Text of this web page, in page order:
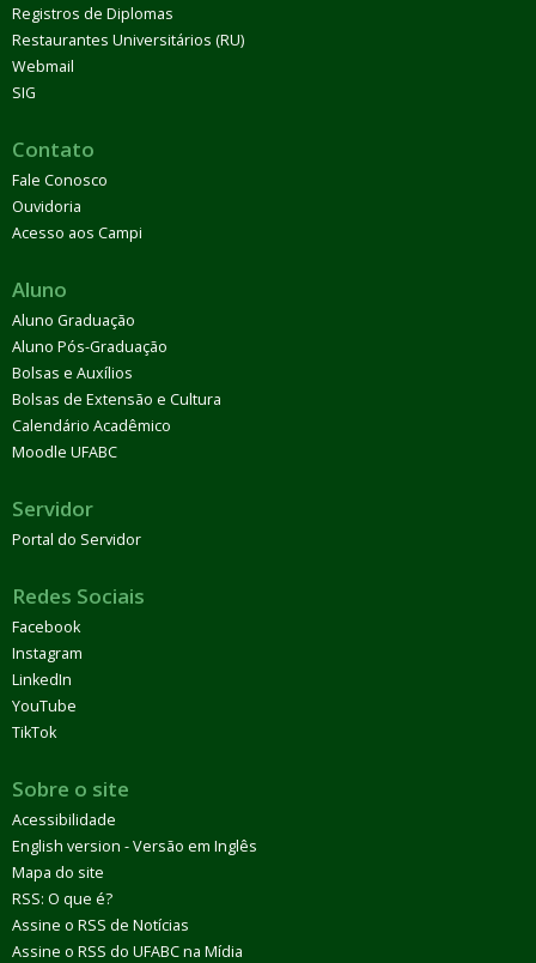
Registros de Diplomas
Restaurantes Universitários (RU)
Webmail
SIG
Contato
Fale Conosco
Ouvidoria
Acesso aos Campi
Aluno
Aluno Graduação
Aluno Pós-Graduação
Bolsas e Auxílios
Bolsas de Extensão e Cultura
Calendário Acadêmico
Moodle UFABC
Servidor
Portal do Servidor
Redes Sociais
Facebook
Instagram
LinkedIn
YouTube
TikTok
Sobre o site
Acessibilidade
English version - Versão em Inglês
Mapa do site
RSS: O que é?
Assine o RSS de Notícias
Assine o RSS do UFABC na Mídia